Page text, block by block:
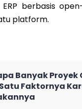
berbasis
platform.
Banyak
Faktornya